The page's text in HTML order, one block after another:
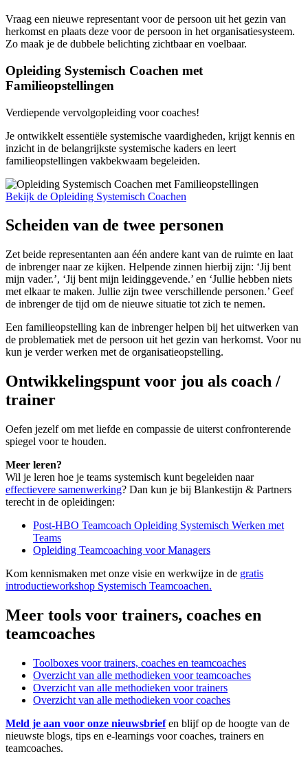
Vraag een nieuwe representant voor de persoon uit het gezin van
herkomst en plaats deze voor de persoon in het organisatiesysteem.
Zo maak je de dubbele belichting zichtbaar en voelbaar.
Opleiding Systemisch Coachen met
Familieopstellingen
Verdiepende vervolgopleiding voor coaches!
Je ontwikkelt essentiële systemische vaardigheden, krijgt kennis en
inzicht in de belangrijkste systemische kaders en leert
familieopstellingen vakbekwaam begeleiden.
Bekijk de Opleiding Systemisch Coachen
Scheiden van de twee personen
Zet beide representanten aan één andere kant van de ruimte en laat
de inbrenger naar ze kijken. Helpende zinnen hierbij zijn: ‘Jij bent
mijn vader.’, ‘Jij bent mijn leidinggevende.’ en ‘Jullie hebben niets
met elkaar te maken. Jullie zijn twee verschillende personen.’ Geef
de inbrenger de tijd om de nieuwe situatie tot zich te nemen.
Een familieopstelling kan de inbrenger helpen bij het uitwerken van
de problematiek met de persoon uit het gezin van herkomst. Voor nu
kun je verder werken met de organisatieopstelling.
Ontwikkelingspunt voor jou als coach /
trainer
Oefen jezelf om met liefde en compassie de uiterst confronterende
spiegel voor te houden.
Meer leren?
Wil je leren hoe je teams systemisch kunt begeleiden naar
effectievere samenwerking? Dan kun je bij Blankestijn & Partners
terecht in de opleidingen:
Post-HBO Teamcoach Opleiding Systemisch Werken met
Teams
Opleiding Teamcoaching voor Managers
Kom kennismaken met onze visie en werkwijze in de gratis
introductieworkshop Systemisch Teamcoachen.
Meer tools voor trainers, coaches en
teamcoaches
Toolboxes voor trainers, coaches en teamcoaches
Overzicht van alle methodieken voor teamcoaches
Overzicht van alle methodieken voor trainers
Overzicht van alle methodieken voor coaches
Meld je aan voor onze nieuwsbrief en blijf op de hoogte van de
nieuwste blogs, tips en e-learnings voor coaches, trainers en
teamcoaches.